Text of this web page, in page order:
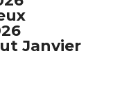
Janvier